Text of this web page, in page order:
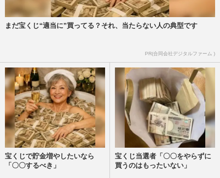
まだ宝くじ“適当に”買ってる？それ、当たらない人の典型です
PR(合同会社デジタルファーム )
宝くじで貯金増やしたいなら
「〇〇するべき」
宝くじ当選者「〇〇をやらずに
買うのはもったいない」